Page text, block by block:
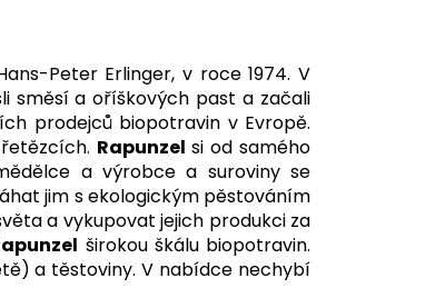
Peter Erlinger, v roce 1974. V
směsí a oříškových past a začali
prodejců biopotravin v Evropě.
Rapunzel si od samého
a výrobce a suroviny se
jim s ekologickým pěstováním
a vykupovat jejich produkci za
širokou škálu biopotravin.
a těstoviny. V nabídce nechybí